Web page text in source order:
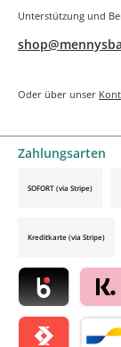
Unterstützung und
Oder über unser
Zahlungsarten
Blik by mollieKlarna
SOFORT (via Stripe)
Kreditkarte (via Stripe)